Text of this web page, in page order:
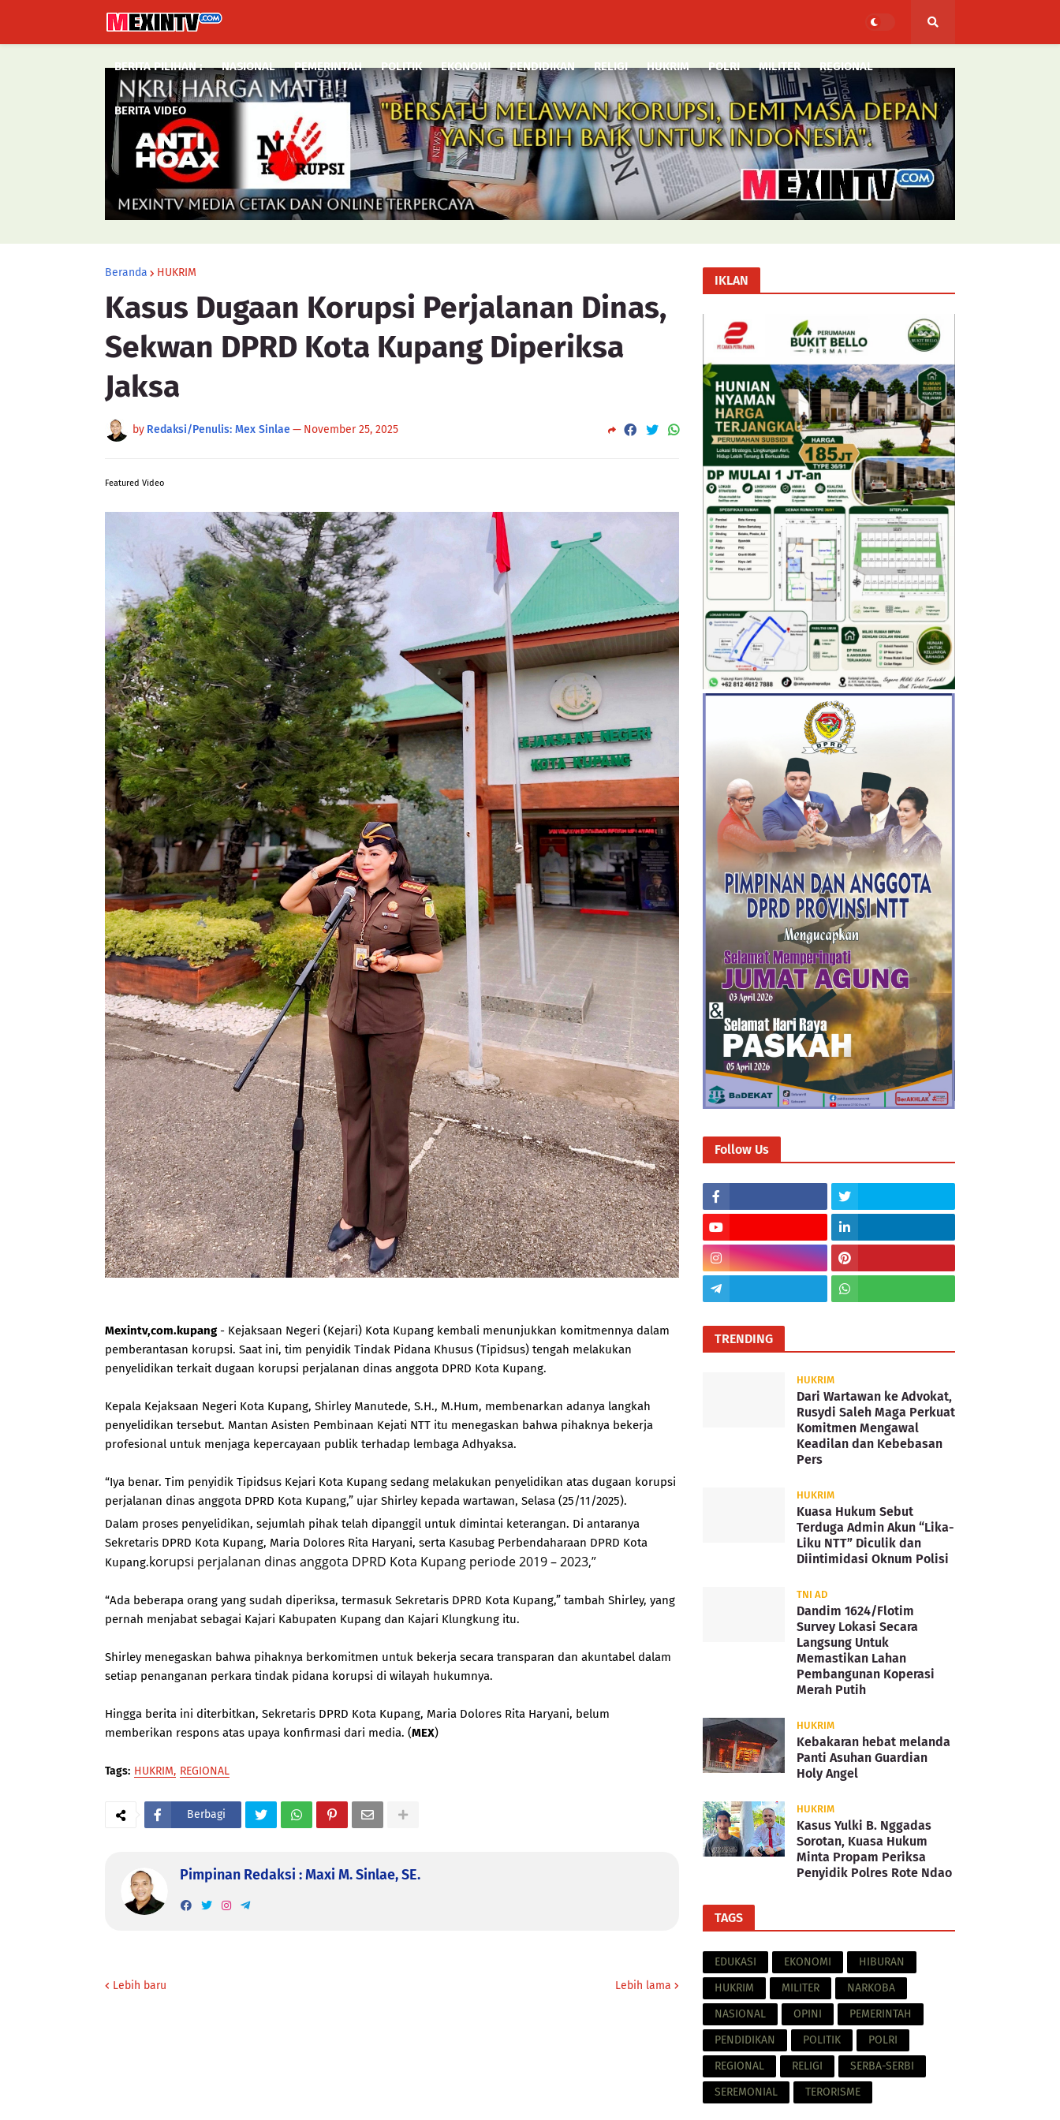
BERITA PILIHAN : NASIONAL PEMERINTAH POLITIK EKONOMI PENDIDIKAN RELIGI HUKRIM POLRI MILITER REGIONAL
BERITA VIDEO
Beranda HUKRIM
Kasus Dugaan Korupsi Perjalanan Dinas,
Sekwan DPRD Kota Kupang Diperiksa
Jaksa
by Redaksi/Penulis: Mex Sinlae— November 25, 2025
Featured Video
Mexintv,com.kupang- Kejaksaan Negeri (Kejari) Kota Kupang kembali menunjukkan komitmennya dalam
pemberantasan korupsi. Saat ini, tim penyidik Tindak Pidana Khusus (Tipidsus) tengah melakukan
penyelidikan terkait dugaan korupsi perjalanan dinas anggota DPRD Kota Kupang.
Kepala Kejaksaan Negeri Kota Kupang, Shirley Manutede, S.H., M.Hum, membenarkan adanya langkah
penyelidikan tersebut. Mantan Asisten Pembinaan Kejati NTT itu menegaskan bahwa pihaknya bekerja
profesional untuk menjaga kepercayaan publik terhadap lembaga Adhyaksa.
“Iya benar. Tim penyidik Tipidsus Kejari Kota Kupang sedang melakukan penyelidikan atas dugaan korupsi
perjalanan dinas anggota DPRD Kota Kupang,” ujar Shirley kepada wartawan, Selasa (25/11/2025).
Dalam proses penyelidikan, sejumlah pihak telah dipanggil untuk dimintai keterangan. Di antaranya
Sekretaris DPRD Kota Kupang, Maria Dolores Rita Haryani, serta Kasubag Perbendaharaan DPRD Kota
Kupang.korupsi perjalanan dinas anggota DPRD Kota Kupang periode 2019 – 2023,”
“Ada beberapa orang yang sudah diperiksa, termasuk Sekretaris DPRD Kota Kupang,” tambah Shirley, yang
pernah menjabat sebagai Kajari Kabupaten Kupang dan Kajari Klungkung itu.
Shirley menegaskan bahwa pihaknya berkomitmen untuk bekerja secara transparan dan akuntabel dalam
setiap penanganan perkara tindak pidana korupsi di wilayah hukumnya.
Hingga berita ini diterbitkan, Sekretaris DPRD Kota Kupang, Maria Dolores Rita Haryani, belum
memberikan respons atas upaya konfirmasi dari media. (MEX)
Tags: HUKRIM REGIONAL
Berbagi
Pimpinan Redaksi : Maxi M. Sinlae, SE.
Lebih baru Lebih lama
IKLAN
Follow Us
TRENDING
HUKRIM
Dari Wartawan ke Advokat,
Rusydi Saleh Maga Perkuat
Komitmen Mengawal
Keadilan dan Kebebasan
Pers
HUKRIM
Kuasa Hukum Sebut
Terduga Admin Akun “Lika-
Liku NTT” Diculik dan
Diintimidasi Oknum Polisi
TNI AD
Dandim 1624/Flotim
Survey Lokasi Secara
Langsung Untuk
Memastikan Lahan
Pembangunan Koperasi
Merah Putih
HUKRIM
Kebakaran hebat melanda
Panti Asuhan Guardian
Holy Angel
HUKRIM
Kasus Yulki B. Nggadas
Sorotan, Kuasa Hukum
Minta Propam Periksa
Penyidik Polres Rote Ndao
TAGS
EDUKASI EKONOMI
HIBURAN
HUKRIM
MILITER
NARKOBA
NASIONAL
OPINI
PEMERINTAH
PENDIDIKAN
POLITIK
POLRI
REGIONAL
RELIGI
SERBA-SERBI
SEREMONIAL
TERORISME